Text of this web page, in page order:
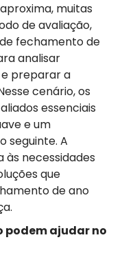
muitas
de avaliação,
fechamento de
analisar
preparar a
cenário, os
essenciais
e um
seguinte. A
necessidades
que
de ano
podem ajudar no